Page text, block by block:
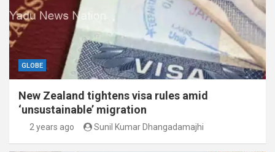
GLOBE
New Zealand tightens visa rules amid
‘unsustainable’ migration
2 years ago Sunil Kumar Dhangadamajhi